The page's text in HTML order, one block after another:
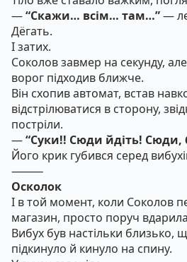
—“Скажи… всім… там…”—
Дёгать.
І затих.
Соколов завмер на секунду,
ворог підходив ближче.
Він схопив автомат, встав
відстрілюватися в сторону,
постріли.
—“Суки!! Сюди йдіть! Сюди,
Його крик губився серед
⸻
Осколок
І в той момент, коли Соколов
магазин, просто поруч вдарила
Вибух був настільки близько,
підкинуло й кинуло на спину.